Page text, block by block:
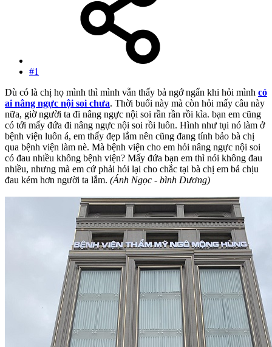
#1
Dù có là chị họ mình thì mình vẫn thấy bả ngớ ngẩn khi hỏi mình có
ai nâng ngực nội soi chưa. Thời buổi này mà còn hỏi mấy câu này
nữa, giờ người ta đi nâng ngực nội soi rần rần rồi kìa. bạn em cũng
có tới mấy đứa đi nâng ngực nội soi rồi luôn. Hình như tụi nó làm ở
bệnh viện luôn á, em thấy đẹp lắm nên cũng đang tính bảo bà chị
qua bệnh viện làm nè. Mà bệnh viện cho em hỏi nâng ngực nội soi
có đau nhiều không bệnh viện? Mấy đứa bạn em thì nói không đau
nhiều, nhưng mà em cứ phải hỏi lại cho chắc tại bà chị em bả chịu
đau kém hơn người ta lắm. (Ánh Ngọc - bình Dương)